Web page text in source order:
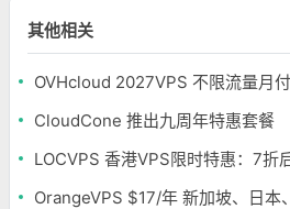
其他相关
OVHcloud 2027VPS 不限流量月
CloudCone 推出九周年特惠套餐
OrangeVPS $17/年 新加坡、日本